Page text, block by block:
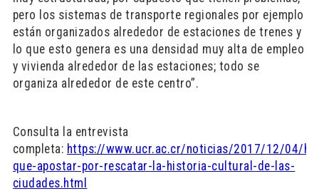
pero los sistemas de transporte regionales por ejemplo
están organizados alrededor de estaciones de trenes y
lo que esto genera es una densidad muy alta de empleo
y vivienda alrededor de las estaciones; todo se
organiza alrededor de este centro”.
Consulta la entrevista
completa: https://www.ucr.ac.cr/noticias/2017/12/04/
que-apostar-por-rescatar-la-historia-cultural-de-las-
ciudades.html